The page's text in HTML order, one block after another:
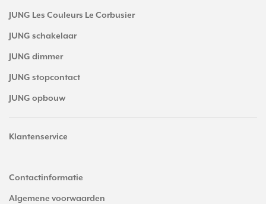
JUNG Les Couleurs Le Corbusier
JUNG schakelaar
JUNG dimmer
JUNG stopcontact
JUNG opbouw
Klantenservice
Contactinformatie
Algemene voorwaarden